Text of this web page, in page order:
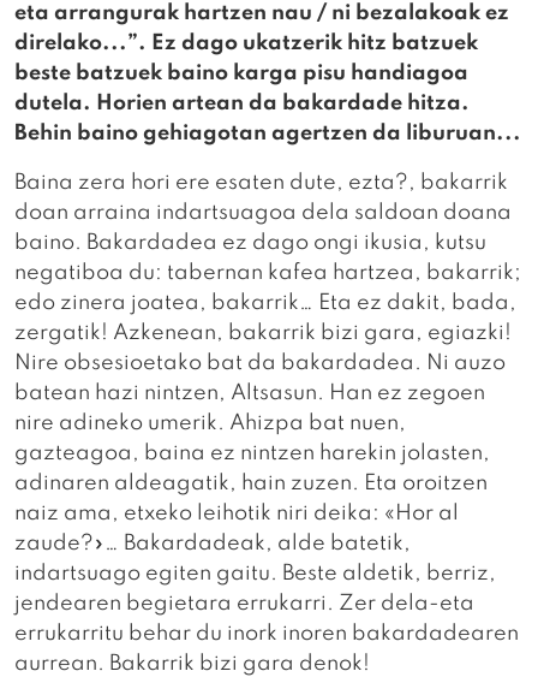
eta arrangurak hartzen nau / ni bezalakoak ez
direlako...”. Ez dago ukatzerik hitz batzuek
beste batzuek baino karga pisu handiagoa
dutela. Horien artean da bakardade hitza.
Behin baino gehiagotan agertzen da liburuan...
Baina zera hori ere esaten dute, ezta?, bakarrik
doan arraina indartsuagoa dela saldoan doana
baino. Bakardadea ez dago ongi ikusia, kutsu
negatiboa du: tabernan kafea hartzea, bakarrik;
edo zinera joatea, bakarrik… Eta ez dakit, bada,
zergatik! Azkenean, bakarrik bizi gara, egiazki!
Nire obsesioetako bat da bakardadea. Ni auzo
batean hazi nintzen, Altsasun. Han ez zegoen
nire adineko umerik. Ahizpa bat nuen,
gazteagoa, baina ez nintzen harekin jolasten,
adinaren aldeagatik, hain zuzen. Eta oroitzen
naiz ama, etxeko leihotik niri deika: «Hor al
zaude?»… Bakardadeak, alde batetik,
indartsuago egiten gaitu. Beste aldetik, berriz,
jendearen begietara errukarri. Zer dela-eta
errukarritu behar du inork inoren bakardadearen
aurrean. Bakarrik bizi gara denok!